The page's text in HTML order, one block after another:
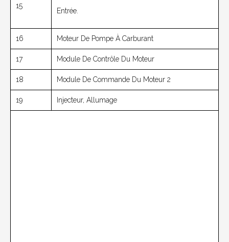
15
Entrée.
16 Moteur De Pompe À Carburant
17 Module De Contrôle Du Moteur
18 Module De Commande Du Moteur 2
19 Injecteur, Allumage